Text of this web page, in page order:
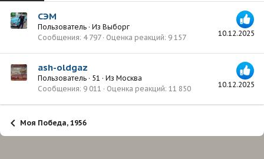
10.12.2025
СЭМ
Пользователь · Из Выборг
Сообщения 4 797 Оценка реакций 9 157
10.12.2025
ash-oldgaz
Пользователь · 51 · Из Москва
Сообщения 9 011 Оценка реакций 11 850
Моя Победа, 1956